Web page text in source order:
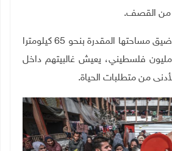
من القصف.
اليوم تتسع رفح على ضيق مساحتها المقدرة بنحو 65 كيلومترا
مربعا؛ لأكثر من 1.3 مليون فلسطيني، يعيش غالبيتهم داخل
من متطلبات الحياة.